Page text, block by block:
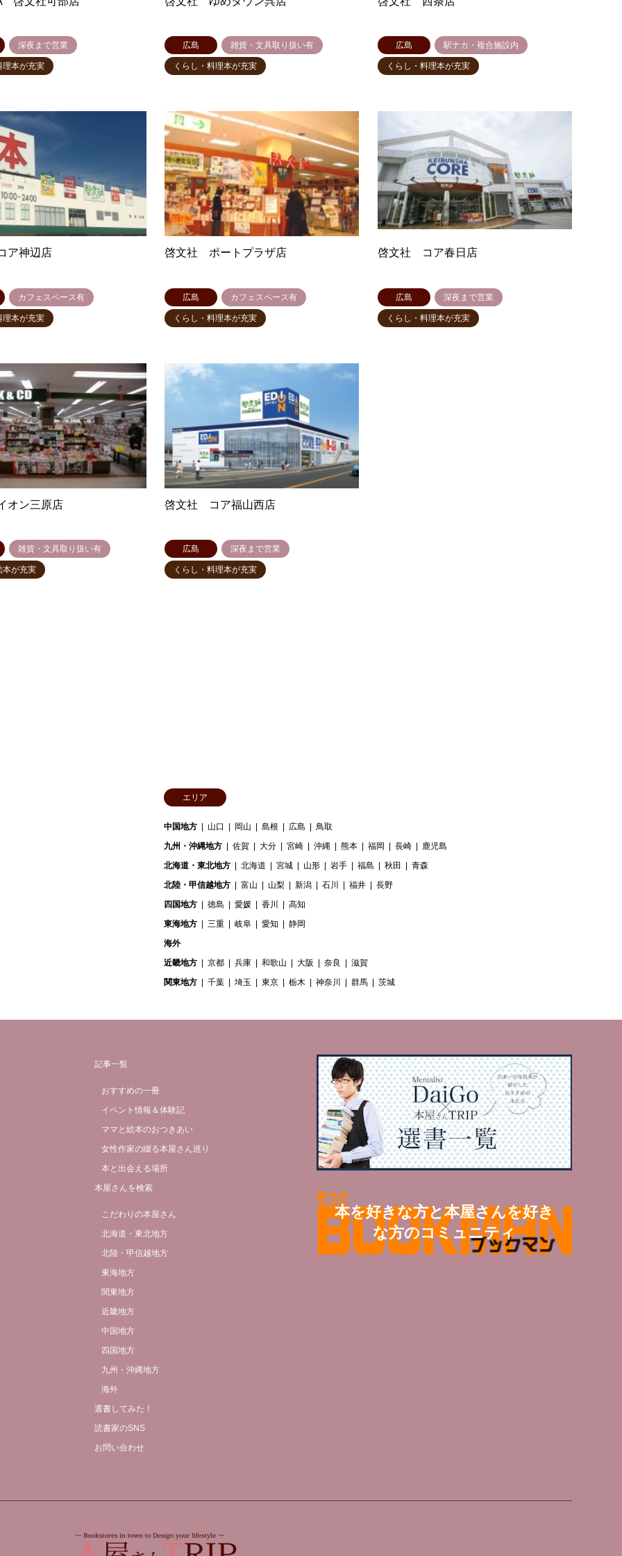
深夜まで営業
理本が充実
広島 雑貨・文具取り扱い有
くらし・料理本が充実
広島 駅ナカ・複合施設内
くらし・料理本が充実
ア神辺店
カフェスペース有
理本が充実
啓文社 ポートプラザ店
広島 カフェスペース有
くらし・料理本が充実
啓文社 コア春日店
広島 深夜まで営業
くらし・料理本が充実
オン三原店
雑貨・文具取り扱い有
本が充実
啓文社 コア福山西店
広島 深夜まで営業
くらし・料理本が充実
エリア
中国地方 山口 岡山 島根 広島
鳥取
九州・沖縄地方
佐賀 大分 宮崎 沖縄 熊本 福岡 長崎
鹿児島
北海道・東北地方
北海道 宮城 山形 岩手 福島 秋田
青森
北陸・甲信越地方
富山 山梨 新潟 石川 福井
長野
四国地方
徳島 愛媛 香川
高知
東海地方
三重 岐阜 愛知
静岡
海外
近畿地方
京都 兵庫 和歌山 大阪 奈良
滋賀
関東地方
千葉 埼玉 東京 栃木 神奈川 群馬 茨城
記事一覧
おすすめの一冊
イベント情報＆体験記
ママと絵本のおつきあい
女性作家の綴る本屋さん巡り
本と出会える場所
本屋さんを検索
こだわりの本屋さん
北海道・東北地方
北陸・甲信越地方
東海地方
関東地方
近畿地方
中国地方
四国地方
九州・沖縄地方
海外
選書してみた！
読書家のSNS
お問い合わせ
本を好きな方と本屋さんを好き
な方のコミュニティ